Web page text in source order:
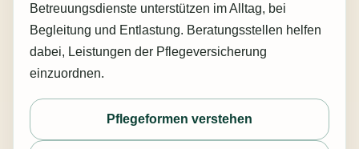
Betreuungsdienste unterstützen im Alltag, bei
Begleitung und Entlastung. Beratungsstellen helfen
dabei, Leistungen der Pflegeversicherung
einzuordnen.
Pflegeformen verstehen